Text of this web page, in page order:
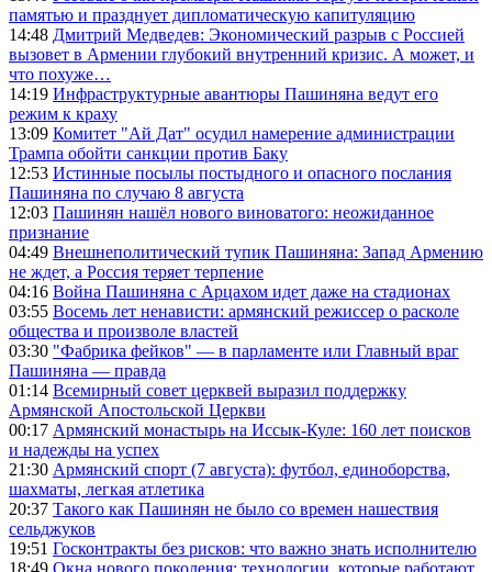
памятью и празднует дипломатическую капитуляцию
14:48 Дмитрий Медведев: Экономический разрыв с Россией
вызовет в Армении глубокий внутренний кризис. А может, и
что похуже…
14:19 Инфраструктурные авантюры Пашиняна ведут его
режим к краху
13:09 Комитет "Ай Дат" осудил намерение администрации
Трампа обойти санкции против Баку
12:53 Истинные посылы постыдного и опасного послания
Пашиняна по случаю 8 августа
12:03 Пашинян нашёл нового виноватого: неожиданное
признание
04:49 Внешнеполитический тупик Пашиняна: Запад Армению
не ждет, а Россия теряет терпение
04:16 Война Пашиняна с Арцахом идет даже на стадионах
03:55 Восемь лет ненависти: армянский режиссер о расколе
общества и произволе властей
03:30 "Фабрика фейков" — в парламенте или Главный враг
Пашиняна — правда
01:14 Всемирный совет церквей выразил поддержку
Армянской Апостольской Церкви
00:17 Армянский монастырь на Иссык-Куле: 160 лет поисков
и надежды на успех
21:30 Армянский спорт (7 августа): футбол, единоборства,
шахматы, легкая атлетика
20:37 Такого как Пашинян не было со времен нашествия
сельджуков
19:51 Госконтракты без рисков: что важно знать исполнителю
18:49 Окна нового поколения: технологии, которые работают